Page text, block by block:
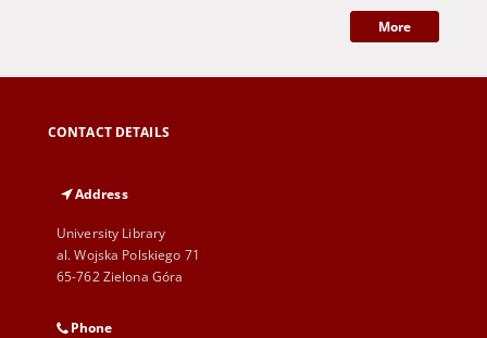
More
CONTACT DETAILS
Address
University Library
al. Wojska Polskiego 71
65-762 Zielona Góra
Phone